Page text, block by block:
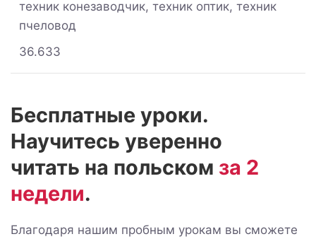
техник конезаводчик, техник оптик, техник
пчеловод
36.633
Бесплатные уроки.
Научитесь уверенно
читать на польском за 2
недели.
Благодаря нашим пробным урокам вы сможете